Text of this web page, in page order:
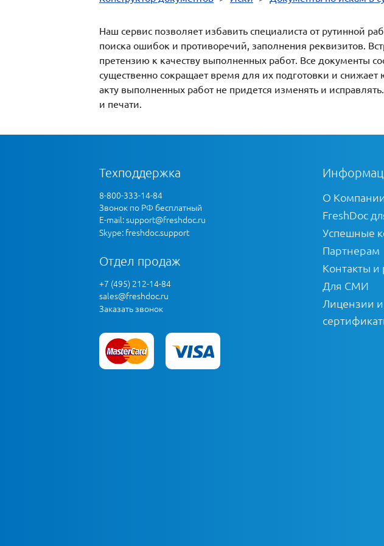
Наш сервис позволяет избавить специалиста от рутинной
поиска ошибок и противоречий, заполнения реквизитов.
претензию к качеству выполненных работ. Все документы
существенно сокращает время для их подготовки и
акту выполненных работ не придется изменять и
и печати.
Техподдержка
8-800-333-14-84
Звонок по РФ бесплатный
E-mail:support@freshdoc.ru
Skype: freshdoc.support
Отдел продаж
+7 (495) 212-14-84
sales@freshdoc.ru
Заказать звонок
О Компании
FreshDoc
Успешные
Партнерам
Контакты и
Для СМИ
Лицензии и